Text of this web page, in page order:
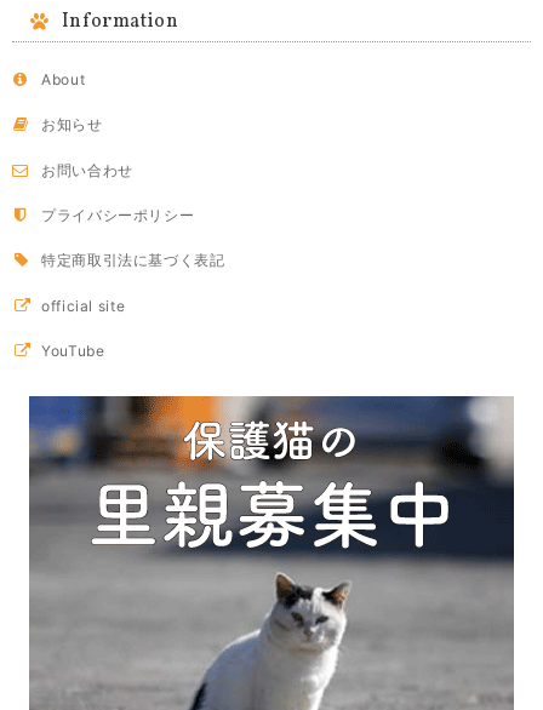
Information
About
お知らせ
お問い合わせ
プライバシーポリシー
特定商取引法に基づく表記
official site
YouTube